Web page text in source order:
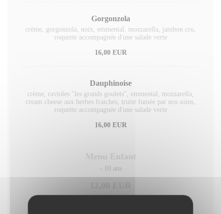
Gorgonzola
crème, gorgonzola, noix, emmental, mozzarella, jambon cru,
roquette accompagnée d'une salade verte
16,00 EUR
Dauphinoise
crème, ravioles "les grands goulets", emmental, mozzarella,
cream cheese aux herbes fraiches, truite fumée par nos soins,
roquette accompagnée d'une salade verte
16,00 EUR
Menu Enfant
- 10 ans
12,00 EUR